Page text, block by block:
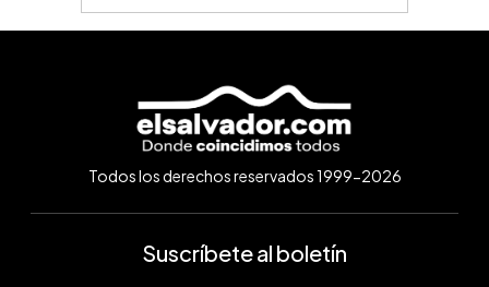
Todos los derechos reservados 1999-2026
Suscríbete al boletín